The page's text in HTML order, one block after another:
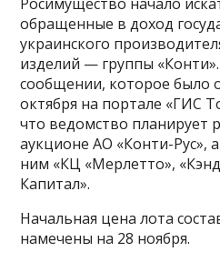
обращенные в доход
украинского
изделий — группы
сообщении, которое было
октября на портале «ГИС
что ведомство планирует
аукционе АО «Конти-Рус»,
ним «КЦ «Мерлетто»,
Капитал».
Начальная цена лота
намечены на 28 ноября.